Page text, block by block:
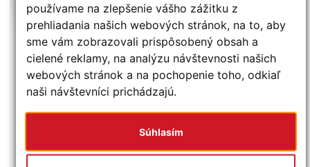
používame na zlepšenie vášho zážitku z
prehliadania našich webových stránok, na to, aby
sme vám zobrazovali prispôsobený obsah a
cielené reklamy, na analýzu návštevnosti našich
webových stránok a na pochopenie toho, odkiaľ
naši návštevníci prichádzajú.
Súhlasím
ŠVIHADLOTUNTURI ALU
20,00 €
NÁHRADNÉBLOKY
TUNTURI PRE AEROBIC
STEP
22,20 €